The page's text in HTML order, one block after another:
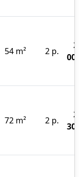
54 m² 2 p.
72 m² 2 p.